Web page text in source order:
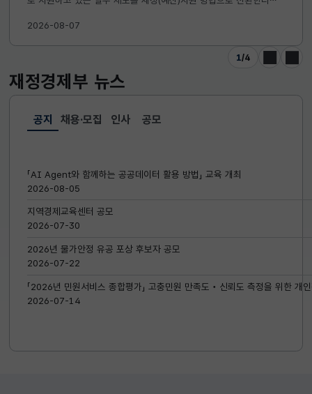
2026-08-07
1/4
이전 다음
재정경제부 뉴스
공지
선택됨
공지
「AI Agent와 함께하는 공공데이터 활용 방법」 교육 개최
2026-08-05
지역경제교육센터 공모
2026-07-30
2026년 물가안정 유공 포상 후보자 공모
2026-07-22
「2026년 민원서비스 종합평가」 고충민원 만족도‧신뢰도 측정을 위한 개
2026-07-14
채용·모집 인사 공모